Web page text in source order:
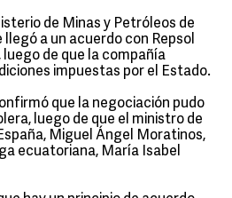
de Minas y Petróleos de
llegó a un acuerdo con Repsol
luego de que la compañía
impuestas por el Estado.
que la negociación pudo
luego de que el ministro de
Miguel Ángel Moratinos,
ecuatoriana, María Isabel